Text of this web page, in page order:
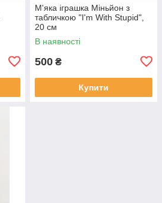
М'яка іграшка Міньйон з
табличкою "I'm With Stupid",
20 см
В наявності
500 ₴
Купити